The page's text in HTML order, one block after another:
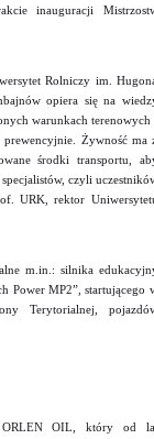
inauguracji
Rolniczy im.
opiera się na
warunkach terenowych
Żywność ma
środki transportu,
czyli
URK, rektor
m.in.: silnika
Power MP2”, startującego
Terytorialnej,
ORLEN OIL, który od